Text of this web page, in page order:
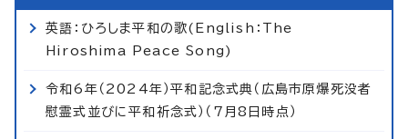
英語：ひろしま平和の歌(English：The
Hiroshima Peace Song)
令和6年（2024年）平和記念式典（広島市原爆死没者
慰霊式並びに平和祈念式）（7月8日時点）